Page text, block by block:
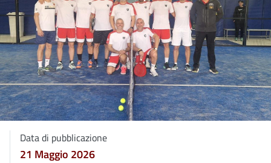
Data di pubblicazione
21 Maggio 2026